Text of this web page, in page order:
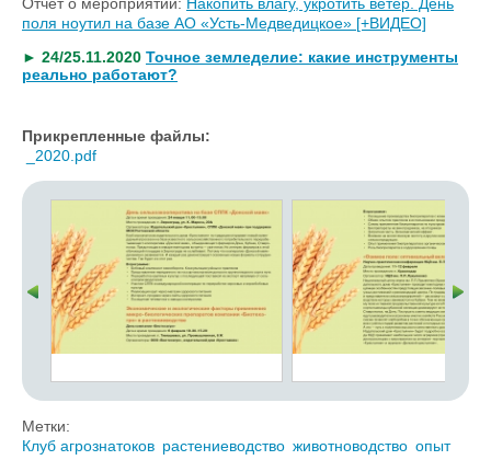
поля ноутил на базе АО «Усть-Медведицкое» [+ВИДЕО]
► 24/25.11.2020 Точное земледелие: какие инструменты
реально работают?
Прикрепленные файлы:
_2020.pdf
Метки:
Клуб агрознатоков растениеводство животноводство опыт